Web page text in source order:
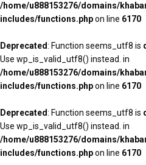
/home/u888153276/domains/
includes/functions.phpon line 6170
Deprecated: Function seems_utf8 is
Use wp_is_valid_utf8() instead. in
/home/u888153276/domains/
includes/functions.phpon line 6170
Deprecated: Function seems_utf8 is
Use wp_is_valid_utf8() instead. in
/home/u888153276/domains/
includes/functions.phpon line 6170